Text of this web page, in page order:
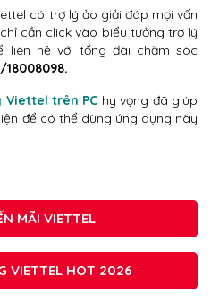
có trợ lý ảo giải đáp mọi vấn
cần click vào biểu tưởng trợ lý
hệ với tổng đài chăm sóc
18008098.
Viettel trên PC hy vọng đã giúp
để có thể dùng ứng dụng này
MÃI VIETTEL
VIETTEL HOT 2026